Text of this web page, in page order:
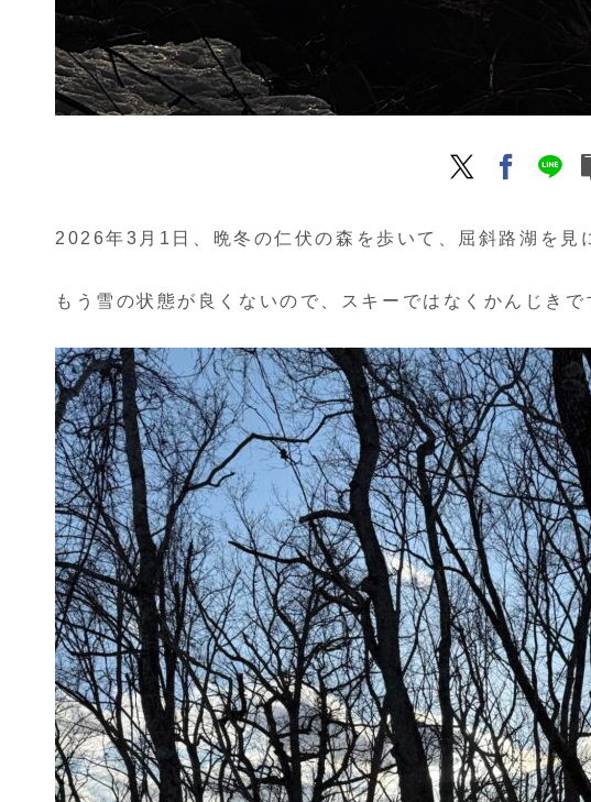
2026年3月1日、晩冬の仁伏の森を歩いて、屈斜路湖を見
もう雪の状態が良くないので、スキーではなくかんじきで